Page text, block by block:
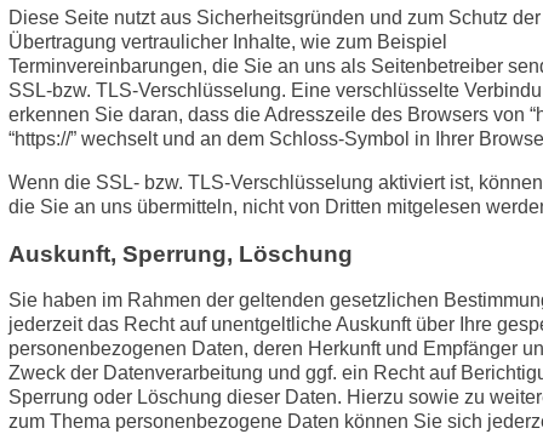
Diese Seite nutzt aus Sicherheitsgründen und zum Schutz der
Übertragung vertraulicher Inhalte, wie zum Beispiel
Terminvereinbarungen, die Sie an uns als Seitenbetreiber
SSL-bzw. TLS-Verschlüsselung. Eine verschlüsselte
erkennen Sie daran, dass die Adresszeile des Browsers von
“https://” wechselt und an dem Schloss-Symbol in Ihrer
Wenn die SSL- bzw. TLS-Verschlüsselung aktiviert ist,
die Sie an uns übermitteln, nicht von Dritten mitgelesen
Auskunft, Sperrung, Löschung
Sie haben im Rahmen der geltenden gesetzlichen
jederzeit das Recht auf unentgeltliche Auskunft über Ihre
personenbezogenen Daten, deren Herkunft und Empfänger
Zweck der Datenverarbeitung und ggf. ein Recht auf
Sperrung oder Löschung dieser Daten. Hierzu sowie zu
zum Thema personenbezogene Daten können Sie sich